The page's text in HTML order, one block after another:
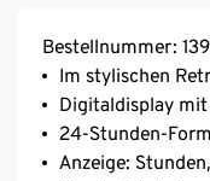
Bestellnummer:
Im stylischen
Digitaldisplay
24-Stunden-
Anzeige: